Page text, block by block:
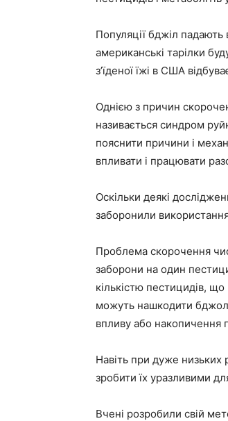
Популяції бджіл
американські тарілки
з’їденої їжі в США
Однією з причин
називається синдром
пояснити причини і
впливати і працювати
Оскільки деякі
заборонили
Проблема скорочення
заборони на один
кількістю пестицидів,
можуть нашкодити
впливу або накопичення
Навіть при дуже низьких
зробити їх уразливими для
Вчені розробили свій